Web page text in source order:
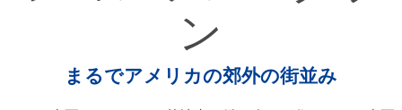
ン
まるでアメリカの郊外の街並み